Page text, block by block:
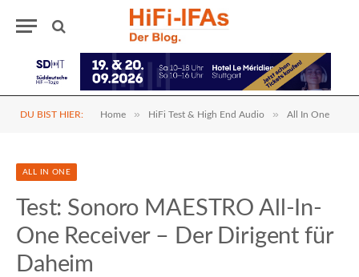
DU BIST HIER: Home » HiFi Test & High End Audio » All In One
ALL IN ONE
Test: Sonoro MAESTRO All-In-
One Receiver – Der Dirigent für
Daheim